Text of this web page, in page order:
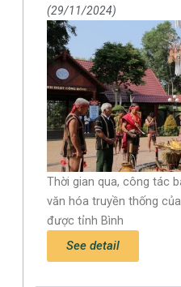
29/11/2024
Thời gian qua, công tác
văn hóa truyền thống
được tỉnh Bình
See detail